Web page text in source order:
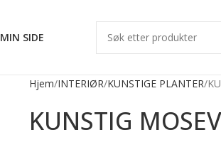
MIN SIDE
Hjem INTERIØR KUNSTIGE PLANTER
KUNSTIG